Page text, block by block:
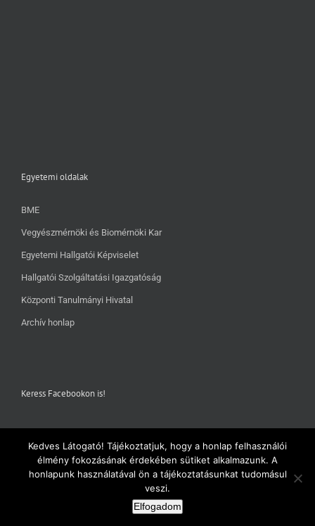
Egyetemi oldalak
BME
Vegyészmérnöki és Biomérnöki Kar
Egyetemi Hallgatói Képviselet
Hallgatói Szolgáltatási Igazgatóság
Központi Tanulmányi Hivatal
Archív honlap
Keress Facebookon is!
Copyright 2018 - vegyeszhk.hu
Kedves Látogató! Tájékoztatjuk, hogy a honlap felhasználói
élmény fokozásának érdekében sütiket alkalmazunk. A
honlapunk használatával ön a tájékoztatásunkat tudomásul
veszi.
Elfogadom